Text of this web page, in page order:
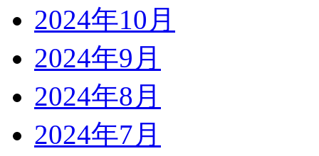
2024年10月
2024年9月
2024年8月
2024年7月